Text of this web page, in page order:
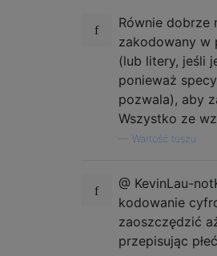
Równie dobrze
zakodowany w
(lub litery, jeśli
ponieważ
pozwala), aby
Wszystko ze
Wartość tuszu
@ KevinLau-
kodowanie
zaoszczędzić
przepisując